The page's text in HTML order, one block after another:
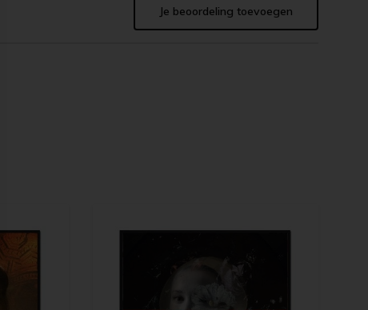
Je beoordeling toevoegen